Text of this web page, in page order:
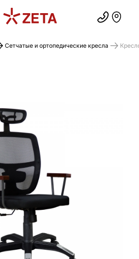
Сетчатые и ортопедические кресла